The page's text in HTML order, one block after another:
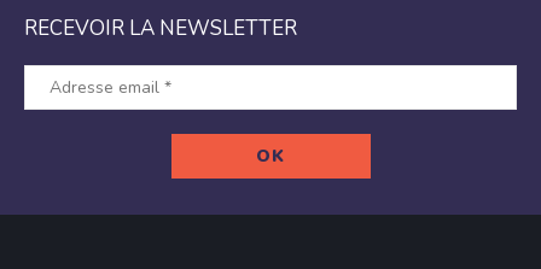
RECEVOIR LA NEWSLETTER